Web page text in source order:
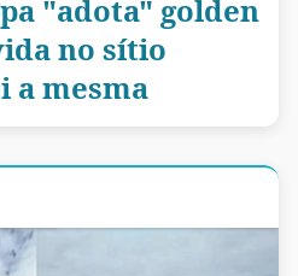
"adota" golden
no sítio
a mesma